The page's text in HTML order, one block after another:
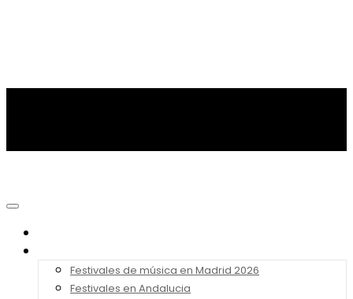
Festivales de música en Madrid 2026
Festivales en Andalucia